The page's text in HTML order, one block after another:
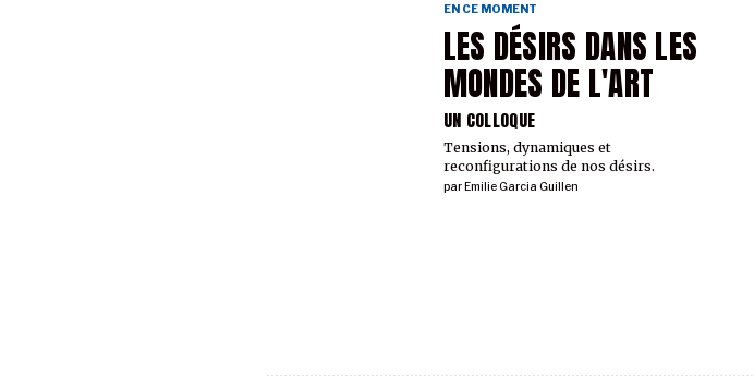
LES DÉSIRS DANS LES
MONDES DE L'ART
UN COLLOQUE
EN CE MOMENT
parEmilie Garcia Guillen
Tensions, dynamiques et
reconfigurations de nos désirs.